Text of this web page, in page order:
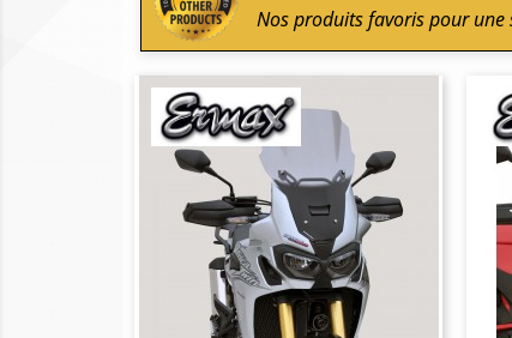
Nos produits favoris pour